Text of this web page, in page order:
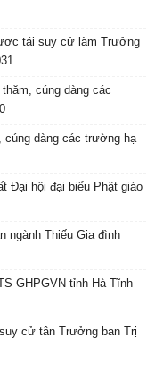
tái suy cử làm Trưởng
cúng dàng các
cúng dàng các trường hạ
Đại hội đại biểu Phật giáo
ngành Thiếu Gia đình
GHPGVN tỉnh Hà Tĩnh
cử tân Trưởng ban Trị